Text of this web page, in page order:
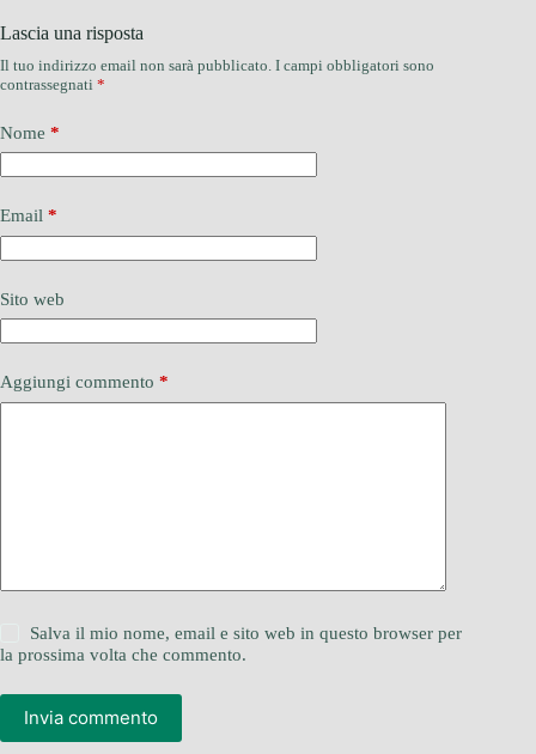
Lascia una risposta
Il tuo indirizzo email non sarà pubblicato. I campi obbligatori sono
contrassegnati *
Nome *
Email *
Sito web
Aggiungi commento *
Salva il mio nome, email e sito web in questo browser per
la prossima volta che commento.
Invia commento